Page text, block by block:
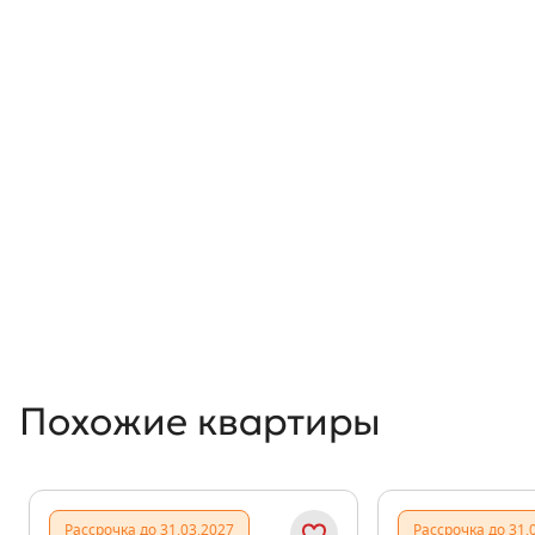
Похожие квартиры
Рассрочка до 31.03.2027 Рассрочка до